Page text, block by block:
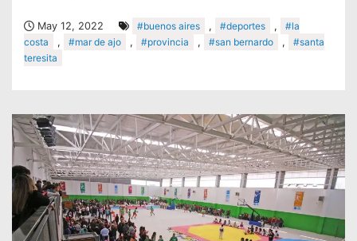
May 12, 2022 #buenos aires , #deportes ,
#la
costa
, #mar de ajo , #provincia , #san bernardo ,
#santa
teresita